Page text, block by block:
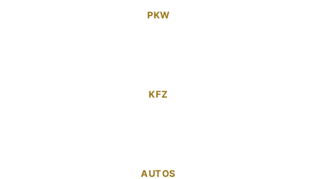
PKW
KFZ
AUTOS